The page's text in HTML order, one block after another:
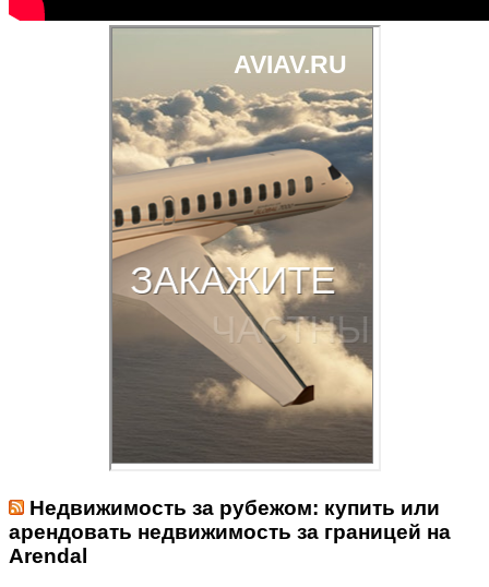
Недвижимость за рубежом: купить или
арендовать недвижимость за границей на
Arendal